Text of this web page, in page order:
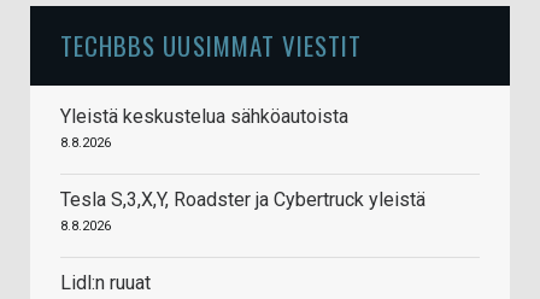
TECHBBS UUSIMMAT VIESTIT
Yleistä keskustelua sähköautoista
8.8.2026
Tesla S,3,X,Y, Roadster ja Cybertruck yleistä
8.8.2026
Lidl:n ruuat